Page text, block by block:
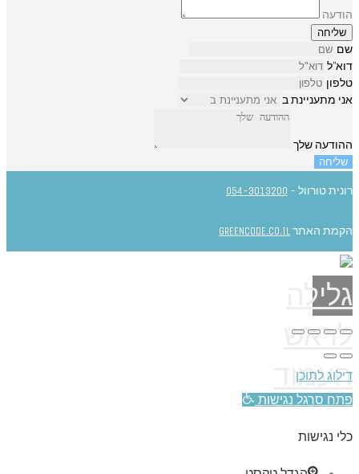
הודעה
שליחה
שם
דוא"ל
טלפון
אני מתעניינת ב
ההודעה שלך
שליחה
רונית טורוול - 054-3013200
הקמת האתרGREENCODE.CO.IL
גלילה
לראש
העמוד
דילוג לתוכן
פתח סרגל נגישות
כלי נגישות